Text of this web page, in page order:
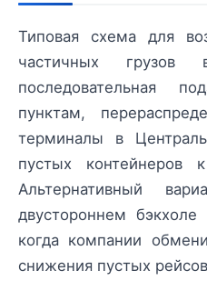
Типовая схема для
частичных грузов
последовательная
пунктам,
терминалы в
пустых контейнеров
Альтернативный
двустороннем
когда компании
снижения пустых